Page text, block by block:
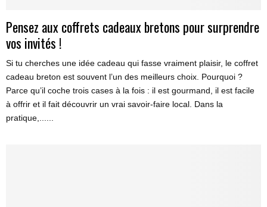
Pensez aux coffrets cadeaux bretons pour surprendre
vos invités !
Si tu cherches une idée cadeau qui fasse vraiment plaisir, le coffret
cadeau breton est souvent l’un des meilleurs choix. Pourquoi ?
Parce qu’il coche trois cases à la fois : il est gourmand, il est facile
à offrir et il fait découvrir un vrai savoir-faire local. Dans la
pratique,......